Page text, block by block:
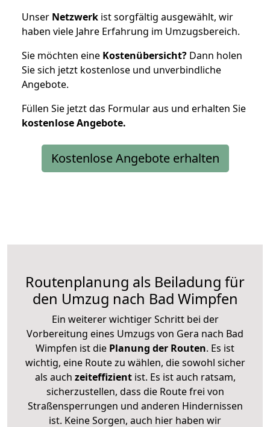
Unser Netzwerk ist sorgfältig ausgewählt, wir
haben viele Jahre Erfahrung im Umzugsbereich.
Sie möchten eine Kostenübersicht? Dann holen
Sie sich jetzt kostenlose und unverbindliche
Angebote.
Füllen Sie jetzt das Formular aus und erhalten Sie
kostenloseAngebote.
Kostenlose Angebote erhalten
Routenplanung als Beiladung für
den Umzug nach Bad Wimpfen
Ein weiterer wichtiger Schritt bei der
Vorbereitung eines Umzugs von Gera nach Bad
Wimpfen ist die Planung der Routen. Es ist
wichtig, eine Route zu wählen, die sowohl sicher
als auch zeiteffizientist. Es ist auch ratsam,
sicherzustellen, dass die Route frei von
Straßensperrungen und anderen Hindernissen
ist. Keine Sorgen, auch hier haben wir